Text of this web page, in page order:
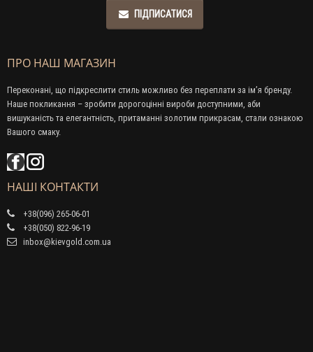
ПІДПИСАТИСЯ
ПРО НАШ МАГАЗИН
Переконані, що підкреслити стиль можливо без переплати за ім’я бренду.
Наше покликання – зробити дорогоцінні вироби доступними, аби
вишуканість та елегантність, притаманні золотим прикрасам, стали ознакою
Вашого смаку.
НАШІ КОНТАКТИ
+38(096) 265-06-01
+38(050) 822-96-19
inbox@kievgold.com.ua